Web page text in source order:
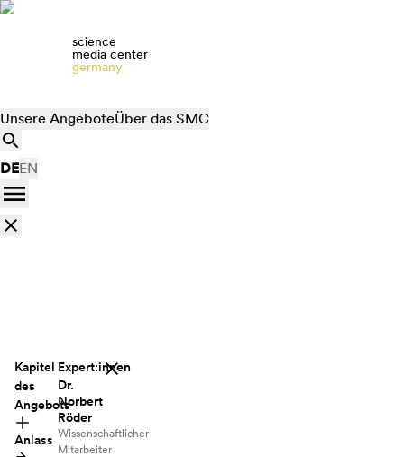
science
media center
germany
Unsere AngeboteÜber das SMC
DEEN
Kapitel
des
Angebots
Anlass
Expert:innen
Dr.
Norbert
Röder
Wissenschaftlicher
Mitarbeiter